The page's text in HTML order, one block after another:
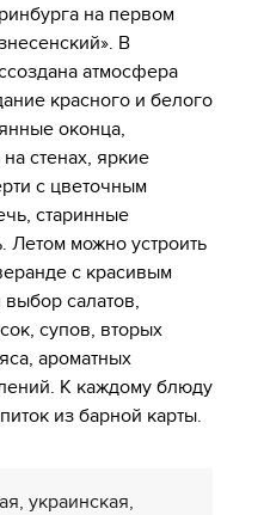
на первом
В
атмосфера
красного и белого
оконца,
стенах, яркие
с цветочным
старинные
можно устроить
с красивым
салатов,
супов, вторых
ароматных
К каждому блюду
из барной карты.
украинская,